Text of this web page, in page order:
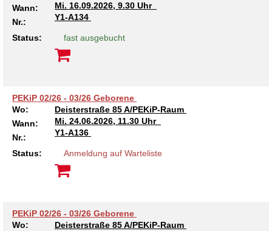
Wann:
Mi. 16.09.2026, 9.30 Uhr
Nr.:
Y1-A134
Status: fast ausgebucht
PEKiP 02/26 - 03/26 Geborene
Wo:
Deisterstraße 85 A/PEKiP-Raum
Wann:
Mi. 24.06.2026, 11.30 Uhr
Nr.:
Y1-A136
Status: Anmeldung auf Warteliste
PEKiP 02/26 - 03/26 Geborene
Wo:
Deisterstraße 85 A/PEKiP-Raum